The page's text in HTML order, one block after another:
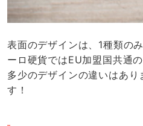
表面のデザインは、1種類の
ーロ硬貨ではEU加盟国共通
多少のデザインの違いはあり
す！